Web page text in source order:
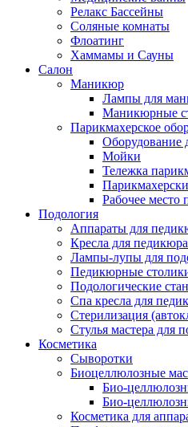
Релакс Бассейны
Соляные комнаты
Флоатинг
Хаммамы и Сауны
Салон
Маникюр
Лампы для
Маникюрные
Парикмахерское
Оборудование
Мойки
Тележка
Рабочее место
Подология
Аппараты для
Кресла для
Лампы-лупы для
Педикюрные
Подологические
Спа кресла для
Стерилизация
Стулья мастера для
Косметика
Сыворотки
Биоцеллюлозные
Био-
Био-
Косметика для